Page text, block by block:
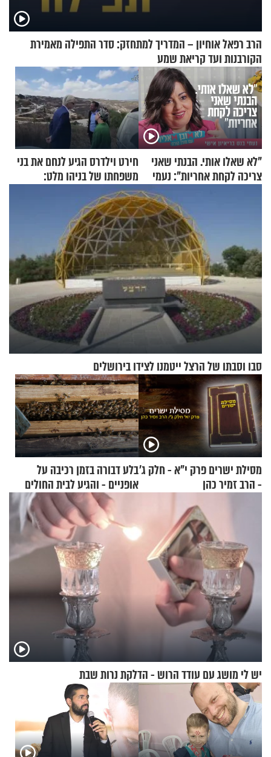
הרב רפאל אוחיון – המדריך למתחזק: סדר התפילה מאמירת
הקורבנות ועד קריאת שמע
"לא שאלו אותי. הבנתי שאני
צריכה לקחת אחריות": נעמי
חירט וילדרס הגיע לנחם את בני
משפחתו של בניהו מלט:
"מיליונים באירופה תומכים
בכם"
סבו וסבתו של הרצל ייטמנו לצידו בירושלים
מסילת ישרים פרק י"א - חלק ג’
- הרב זמיר כהן
בלע דבורה בזמן רכיבה על
אופניים - והגיע לבית החולים
במצב מסכן חיים
יש לי מושג עם עודד הרוש - הדלקת נרות שבת